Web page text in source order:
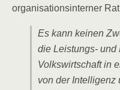
orga­ni­sa­ti­ons­in­ter­ner
Es kann kei­nen
die Leis­tungs- und
Volks­wirt­schaft in
von der Intel­li­genz